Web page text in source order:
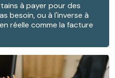
à payer pour des
besoin, ou à l'inverse à
réelle comme la facture